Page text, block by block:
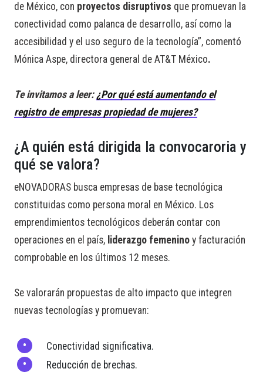
de México, con proyectos disruptivos que promuevan la
conectividad como palanca de desarrollo, así como la
accesibilidad y el uso seguro de la tecnología”, comentó
Mónica Aspe, directora general de AT&T México.
Te invitamos a leer: ¿Por qué está aumentando el
registro de empresas propiedad de mujeres?
¿A quién está dirigida la convocaroria y
qué se valora?
eNOVADORAS busca empresas de base tecnológica
constituidas como persona moral en México. Los
emprendimientos tecnológicos deberán contar con
operaciones en el país, liderazgo femenino y facturación
comprobable en los últimos 12 meses.
Se valorarán propuestas de alto impacto que integren
nuevas tecnologías y promuevan:
Conectividad significativa.
Reducción de brechas.